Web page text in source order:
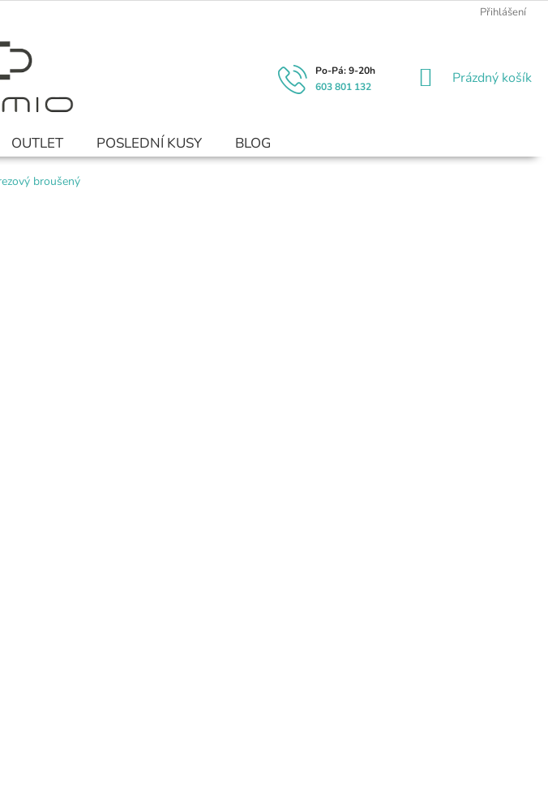
Přihlášení
603 801 132
NÁKUPNÍ
Prázdný košík
OUTLET POSLEDNÍ KUSY BLOG
broušený